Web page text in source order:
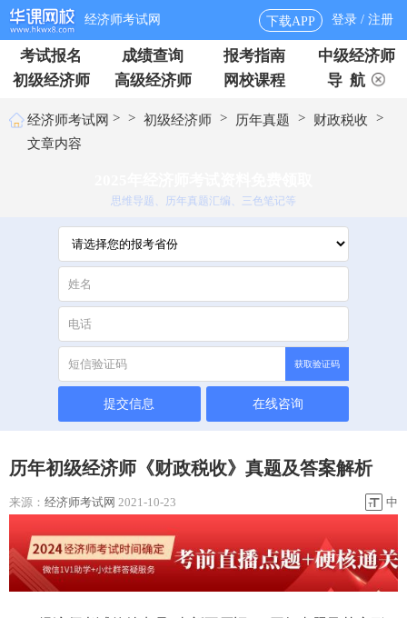
经济师考试网 下载APP 登录 / 注册
考试报名 成绩查询 报考指南
中级经济师
初级经济师
高级经济师 网校课程 导 航
经济师考试网 > > 初级经济师 > 历年真题 > 财政税收
>
文章内容
思维导题、历年真题汇编、三色笔记等
获取验证码
提交信息 在线咨询
历年初级经济师《财政税收》真题及答案解析
来源： 经济师考试网 2021-10-23 中